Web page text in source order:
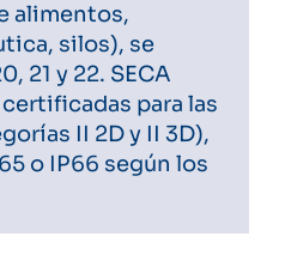
alimentos,
silos), se
21 y 22. SECA
para las
II 2D y II 3D),
o IP66 según los